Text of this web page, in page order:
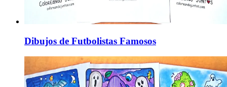
Dibujos de Futbolistas Famosos